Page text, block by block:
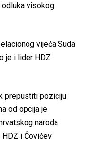
odluka visokog
vijeća Suda
je i lider HDZ
prepustiti poziciju
od opcija je
naroda
HDZ i Čovićev